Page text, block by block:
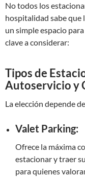
No todos los
hospitalidad sabe que
un simple espacio
clave a considerar:
Tipos de
Autoservicio y
La elección depende
Valet Parking:
Ofrece la máxima
estacionar y traer
para quienes